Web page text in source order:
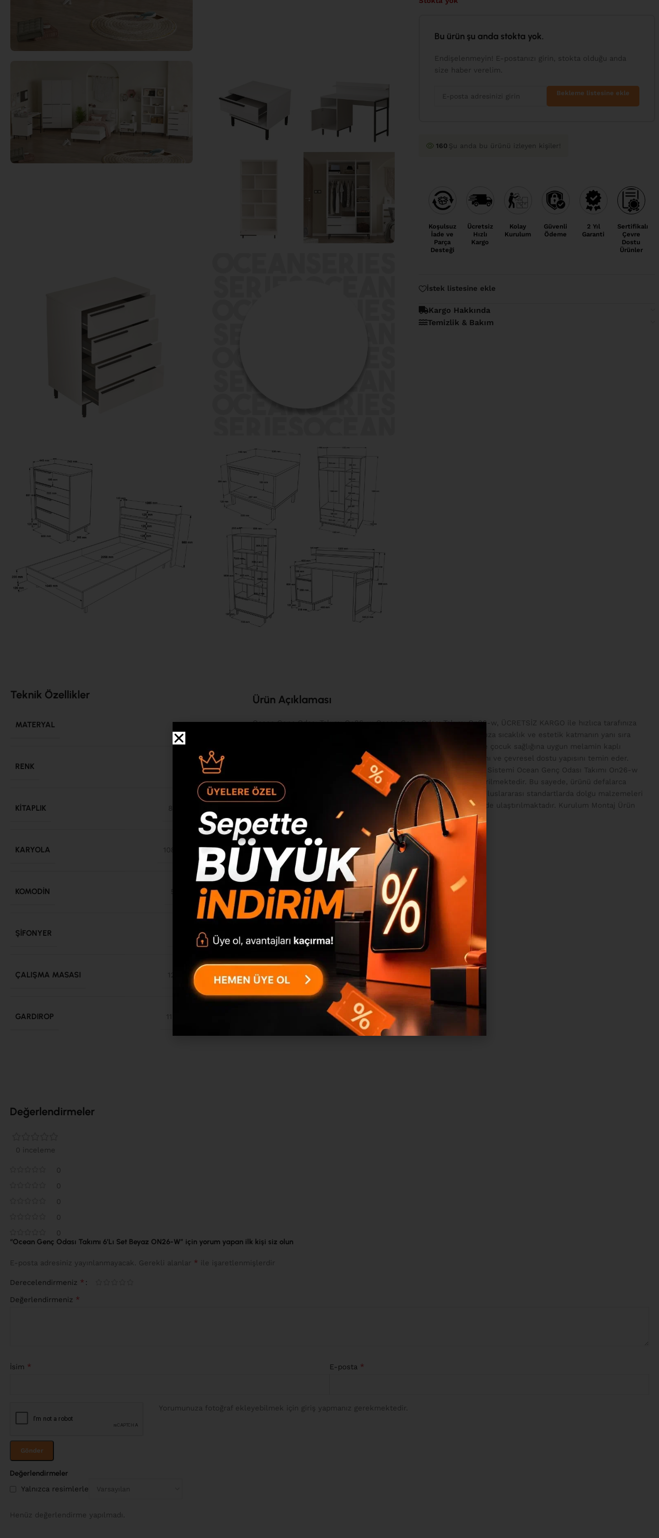
Bu ürün şu anda stokta yok.
Endişelenmeyin! E-postanızı girin, stokta olduğu anda
size haber verelim.
Bekleme listesine ekle
160 Şu anda bu ürünü izleyen kişiler!
Koşulsuz
İade ve
Parça
Desteği
Ücretsiz
Hızlı
Kargo
Kolay
Kurulum
Güvenli
Ödeme
2 Yıl
Garanti
Sertifikalı
Çevre
Dostu
Ürünler
İstek listesine ekle
Kargo Hakkında
Temizlik & Bakım
Teknik Özellikler
MATERYAL Sunta
RENK Beyaz
KITAPLIK 839x295x1756mm
KARYOLA 1085x2056x860mm
KOMODIN 536x445x424mm
ŞIFONYER 748x445x951mm
ÇALIŞMA MASASI 1200x600x998mm
GARDIROP 1122x550x1956mm
Ürün Açıklaması
Ocean Genç Odası Takımı On26-w Ocean Genç Odası Takımı On26-w, ÜCRETSİZ KARGO ile hızlıca tarafınıza
gönderilmektedir. Bu muhteşem Genç Odası Takımı, yaşam alanınıza sıcaklık ve estetik katmanın yanı sıra
pratik kullanım sağlamaktadır. E1 kalite standartlarındaki çevre ve çocuk sağlığına uygun melamin kaplı
18mm yonga levha ve 3mm mdflam, bu eşsiz ürünün dayanıklılığını ve çevresel dostu yapısını temin eder.
Ayrıca, 0.80mm pvc bant detayları ile şıklık ön plandadır. Bağlantı Sistemi Ocean Genç Odası Takımı On26-w
ürünümüzü oluşturan parçalar, minifix bağlantı sistemi ile birleştirilmektedir. Bu sayede, ürünü defalarca
söküp takabilme özelliğine sahip olursunuz. Paketleme Sistemi Uluslararası standartlarda dolgu malzemeleri
ile paketlenen ürünümüz, sizlere en güvenli ve profesyonel şekilde ulaştırılmaktadır. Kurulum Montaj Ürün
demonte olarak gönderilmektedir ve...
Devamını Gör
Değerlendirmeler
0 inceleme
0
0
0
0
0
Değerlendirmeler
Yalnızca resimlerle
Henüz değerlendirme yapılmadı.
“Ocean Genç Odası Takımı 6’Lı Set Beyaz ON26-W” için yorum yapan ilk kişi siz olun
E-posta adresiniz yayınlanmayacak. Gerekli alanlar * ile işaretlenmişlerdir
Derecelendirmeniz *
Değerlendirmeniz *
İsim * E-posta *
Yorumunuza fotoğraf ekleyebilmek için giriş yapmanız gerekmektedir.